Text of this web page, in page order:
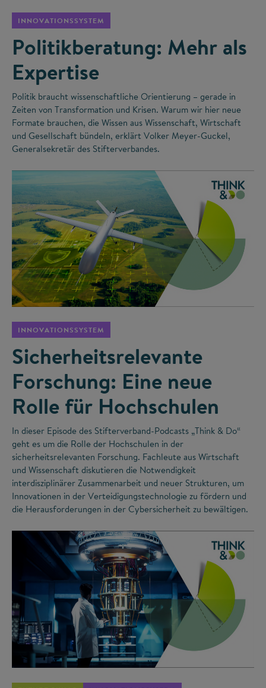
INNOVATIONSSYSTEM
Politikberatung: Mehr als
Expertise
Politik braucht wissenschaftliche Orientierung – gerade in
Zeiten von Transformation und Krisen. Warum wir hier neue
Formate brauchen, die Wissen aus Wissenschaft, Wirtschaft
und Gesellschaft bündeln, erklärt Volker Meyer-Guckel,
Generalsekretär des Stifterverbandes.
INNOVATIONSSYSTEM
Sicherheitsrelevante
Forschung: Eine neue
Rolle für Hochschulen
In dieser Episode des Stifterverband-Podcasts „Think & Do“
geht es um die Rolle der Hochschulen in der
sicherheitsrelevanten Forschung. Fachleute aus Wirtschaft
und Wissenschaft diskutieren die Notwendigkeit
interdisziplinärer Zusammenarbeit und neuer Strukturen, um
Innovationen in der Verteidigungstechnologie zu fördern und
die Herausforderungen in der Cybersicherheit zu bewältigen.